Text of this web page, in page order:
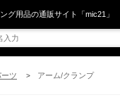
[ INON ] スティックアームM-T
グ用品の通販サイト「mic21」
ツ > アーム/クランプ